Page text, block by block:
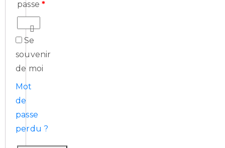
Politique
confidentialité
passe*
Se
souvenir
de moi
Mot
de
passe
perdu ?